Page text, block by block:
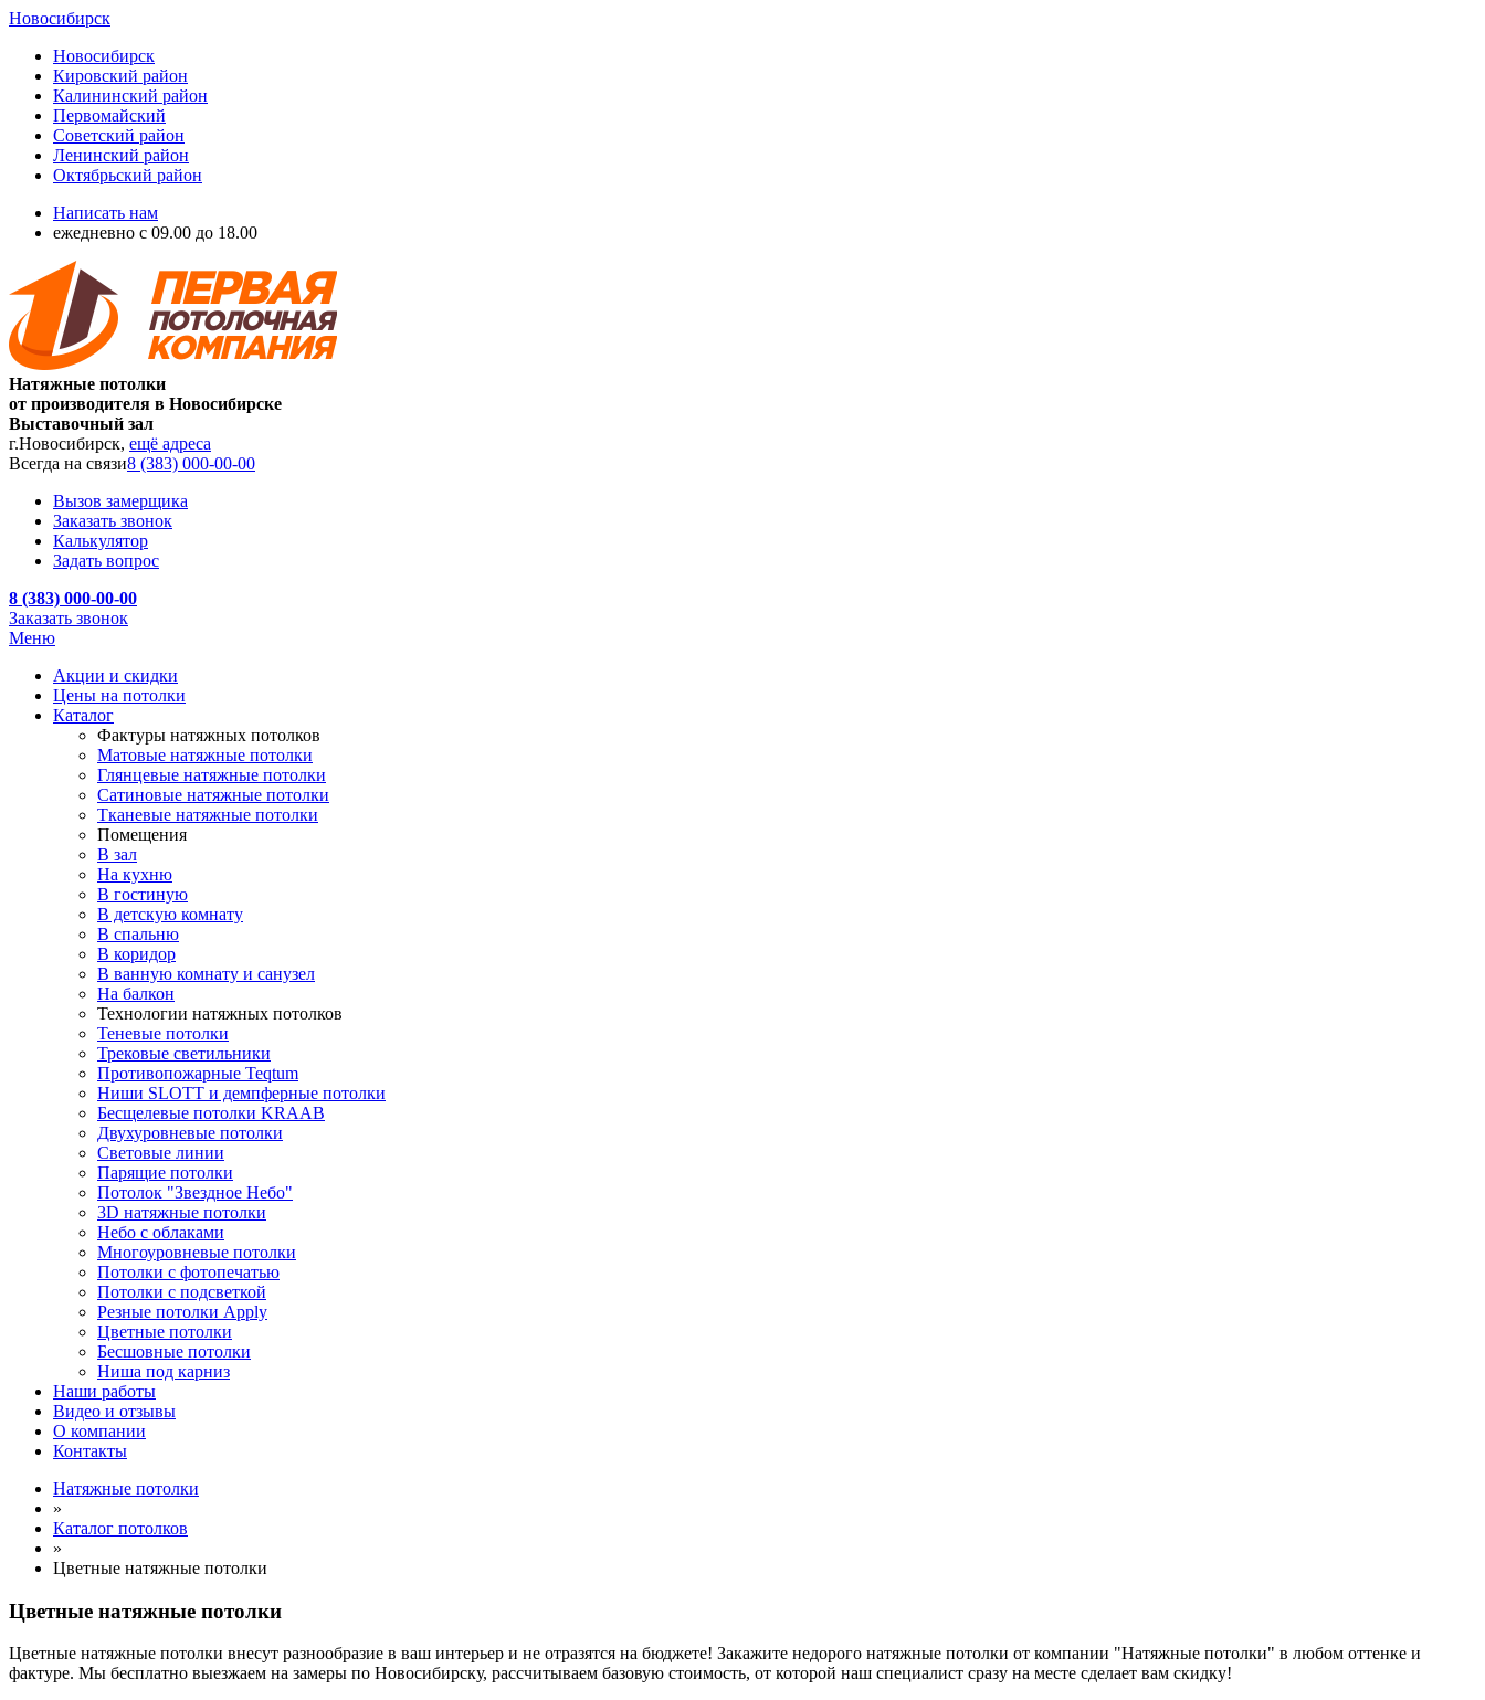
Новосибирск
Новосибирск
Кировский район
Калининский район
Первомайский
Советский район
Ленинский район
Октябрьский район
Написать нам
ежедневно с 09.00 до 18.00
Натяжные потолки
от производителя в Новосибирске
Выставочный зал
г.Новосибирск, ещё адреса
Всегда на связи8 (383) 000-00-00
Вызов замерщика
Заказать звонок
Калькулятор
Задать вопрос
8 (383) 000-00-00
Заказать звонок
Меню
Акции и скидки
Цены на потолки
Каталог
Фактуры натяжных потолков
Матовые натяжные потолки
Глянцевые натяжные потолки
Сатиновые натяжные потолки
Тканевые натяжные потолки
Помещения
В зал
На кухню
В гостиную
В детскую комнату
В спальню
В коридор
В ванную комнату и санузел
На балкон
Технологии натяжных потолков
Теневые потолки
Трековые светильники
Противопожарные Teqtum
Ниши SLOTT и демпферные потолки
Бесщелевые потолки KRAAB
Двухуровневые потолки
Световые линии
Парящие потолки
Потолок "Звездное Небо"
3D натяжные потолки
Небо с облаками
Многоуровневые потолки
Потолки с фотопечатью
Потолки с подсветкой
Резные потолки Apply
Цветные потолки
Бесшовные потолки
Ниша под карниз
Наши работы
Видео и отзывы
О компании
Контакты
Натяжные потолки
»
Каталог потолков
»
Цветные натяжные потолки
Цветные натяжные потолки
Цветные натяжные потолки внесут разнообразие в ваш интерьер и не отразятся на бюджете! Закажите недорого натяжные потолки от компании "Натяжные потолки" в любом оттенке и
фактуре. Мы бесплатно выезжаем на замеры по Новосибирску, рассчитываем базовую стоимость, от которой наш специалист сразу на месте сделает вам скидку!